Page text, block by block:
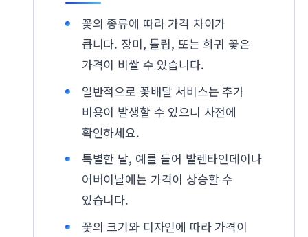
꽃의 종류에 따라 가격 차이가
큽니다. 장미, 튤립, 또는 희귀 꽃은
가격이 비쌀 수 있습니다.
일반적으로 꽃배달 서비스는 추가
비용이 발생할 수 있으니 사전에
확인하세요.
특별한 날, 예를 들어 발렌타인데이나
어버이날에는 가격이 상승할 수
있습니다.
꽃의 크기와 디자인에 따라 가격이